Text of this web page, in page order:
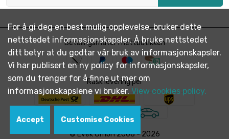
lengde : 0.4 Meter
diameter : 10mm
€ 15.53 
lengde : 0.5 Meter
diameter : 10mm
€ 18.57 
Betalingsmåter i nettbutikken
Rask levering per
© Evek GmbH 2008 - 2026
For å gi deg en best mulig opplevelse, bruker dette
nettstedet informasjonskapsler. Å bruke nettstedet
ditt betyr at du godtar vår bruk av informasjonskapsler.
Vi har publisert en ny policy for informasjonskapsler,
som du trenger for å finne ut mer om
informasjonskapslene vi bruker. View cookies policy.
Accept Customise Cookies